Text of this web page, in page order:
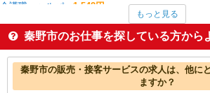
介護職・ヘルパー 1,542円
製造・組立・加工1,514円
家電・携帯販売 1,500円
一般・営業事務1,500円
秦野市の他の職種の平均時給を見る
もっと見る
秦野市のお仕事を探している方から
秦野市の販売・接客サービスの求人は、他に
ますか？